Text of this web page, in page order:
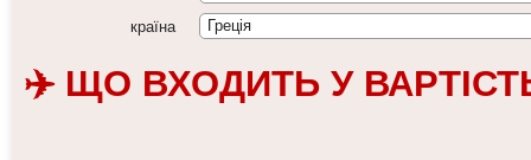
країна
Греція
✈️ ЩО ВХОДИТЬ У